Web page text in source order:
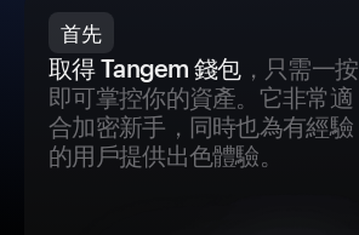
首先
取得 Tangem 錢包，只需一按
即可掌控你的資產。它非常適
合加密新手，同時也為有經驗
的用戶提供出色體驗。